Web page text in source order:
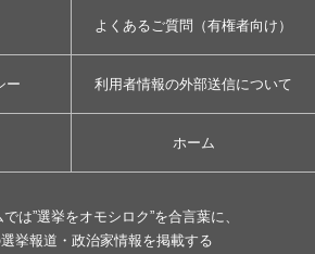
よくあるご質問（有権者向け）
ー 利用者情報の外部送信について
ホーム
は”選挙をオモシロク”を合言葉に、
挙報道・政治家情報を掲載する